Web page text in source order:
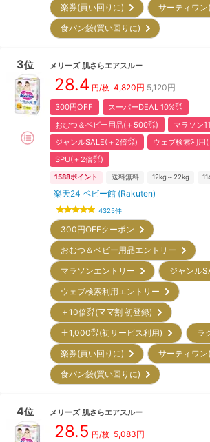
楽券(買い回りに)
サーティワ
食パン袋(買い回りに)
3位 メリーズ 肌さらエアスルー
28.4 円/枚 4,820円 5,120円
300円OFF
スーパーDEAL 10%㌽
おむつ＆ベビー用品(＋500㌽)
マラソン
ジャンルSALE(＋2倍㌽)
ウェブ検索利用(
SPU(＋2倍㌽)
1588ポイント 送料無料 12kg～22kg
楽天24 ベビー館 (Rakuten)
4325件
300円OFFクーポン
おむつ＆ベビー用品エントリー
マラソンエントリー
ジャンル
ウェブ検索利用エントリー
＋10倍㌽(ママ割 初登録)
＋1,000㌽(初サービス利用)
ラ
楽券(買い回りに)
サーティワ
食パン袋(買い回りに)
4位 メリーズ 肌さらエアスルー
28.5 円/枚 5,083円